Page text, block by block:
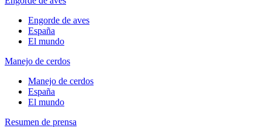
Engorde de aves
España
El mundo
Manejo de cerdos
Manejo de cerdos
España
El mundo
Resumen de prensa